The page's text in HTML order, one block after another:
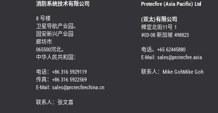
消防系统技术有限公司
8 号楼
卫星导航产业园。
固安新兴产业园
廊坊市
065500河北。
中华人民共和国：
电话：+86 316 5929119
传真：+86 316 5922569
E-Mail: sales@protecfirechina.cn
联系人：张文喜
Protecfire (Asia Pacific) Ltd
(亚太)有限公司
樟宜北街11号 1
#03-08 新加坡 498823
电话。+65 62445880
E-Mail: sales@protecfire.asia
联系人：Mike GohMike Goh